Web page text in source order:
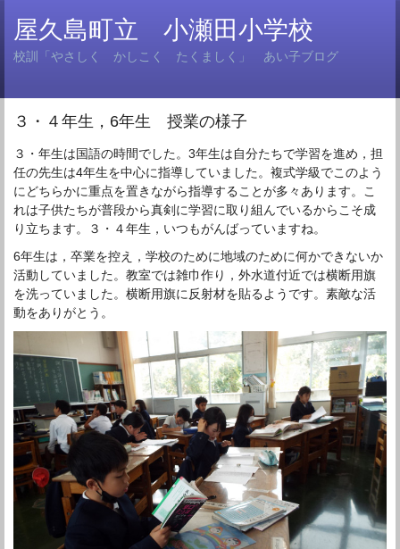
屋久島町立 小瀬田小学校
校訓「やさしく かしこく たくましく」 あい子ブログ
３・４年生，6年生 授業の様子
３・年生は国語の時間でした。3年生は自分たちで学習を進め，担
任の先生は4年生を中心に指導していました。複式学級でこのよう
にどちらかに重点を置きながら指導することが多々あります。こ
れは子供たちが普段から真剣に学習に取り組んでいるからこそ成
り立ちます。３・４年生，いつもがんばっていますね。
6年生は，卒業を控え，学校のために地域のために何かできないか
活動していました。教室では雑巾作り，外水道付近では横断用旗
を洗っていました。横断用旗に反射材を貼るようです。素敵な活
動をありがとう。